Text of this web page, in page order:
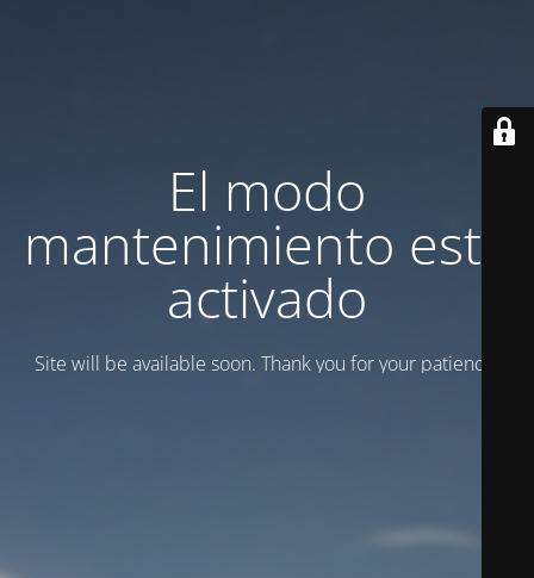
El modo
mantenimiento está
activado
Site will be available soon. Thank you for your patience!